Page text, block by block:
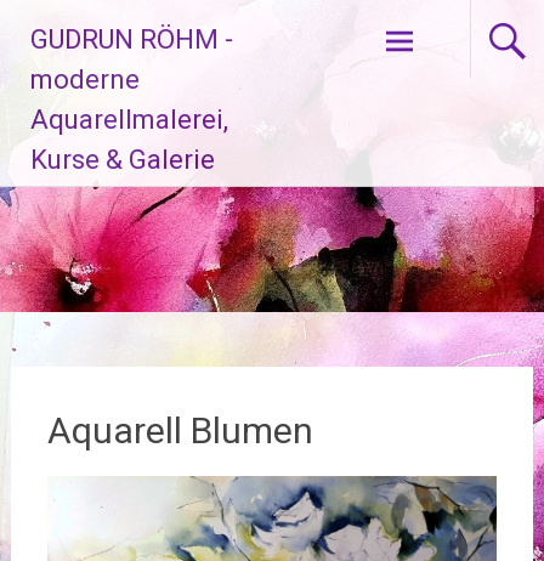
Inhalt
springen
GUDRUN RÖHM -
moderne
Aquarellmalerei,
Kurse & Galerie
Aquarell Blumen